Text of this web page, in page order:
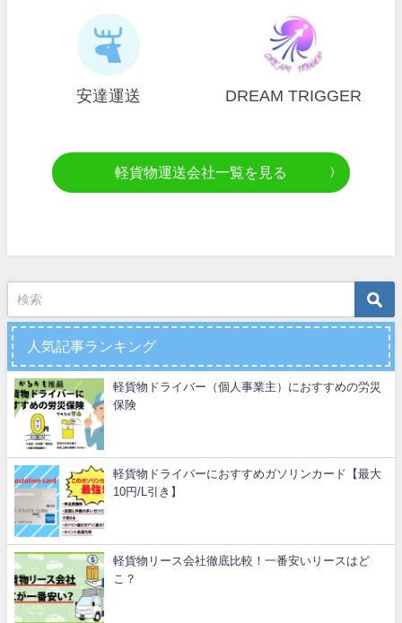
安達運送 DREAM TRIGGER
軽貨物運送会社一覧を見る
人気記事ランキング
軽貨物ドライバー（個人事業主）におすすめの労災
保険
軽貨物ドライバーにおすすめガソリンカード【最大
10円/L引き】
軽貨物リース会社徹底比較！一番安いリースはど
こ？